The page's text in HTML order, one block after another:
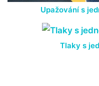
Upažování s
Tlaky s